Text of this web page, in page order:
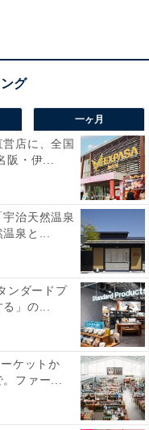
るでしょうか。画像
プキンと高さを比較
一ヶ月
営店に、全国
阪・伊...
宇治天然温泉
泉と...
ンダードプ
」の...
ケットか
ファー...